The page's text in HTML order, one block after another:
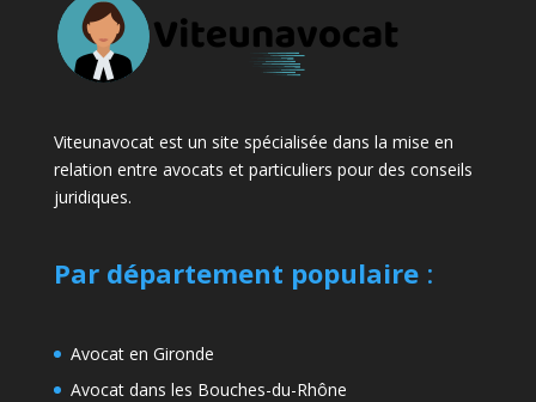
Viteunavocat est un site spécialisée dans la mise en
relation entre avocats et particuliers pour des conseils
juridiques.
Par département populaire:
Avocat en Gironde
Avocat dans les Bouches-du-Rhône